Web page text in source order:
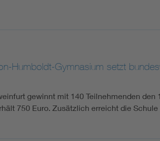
Humboldt-Gymnasium setzt
gewinnt mit 140 Teilnehmenden den
750 Euro. Zusätzlich erreicht die